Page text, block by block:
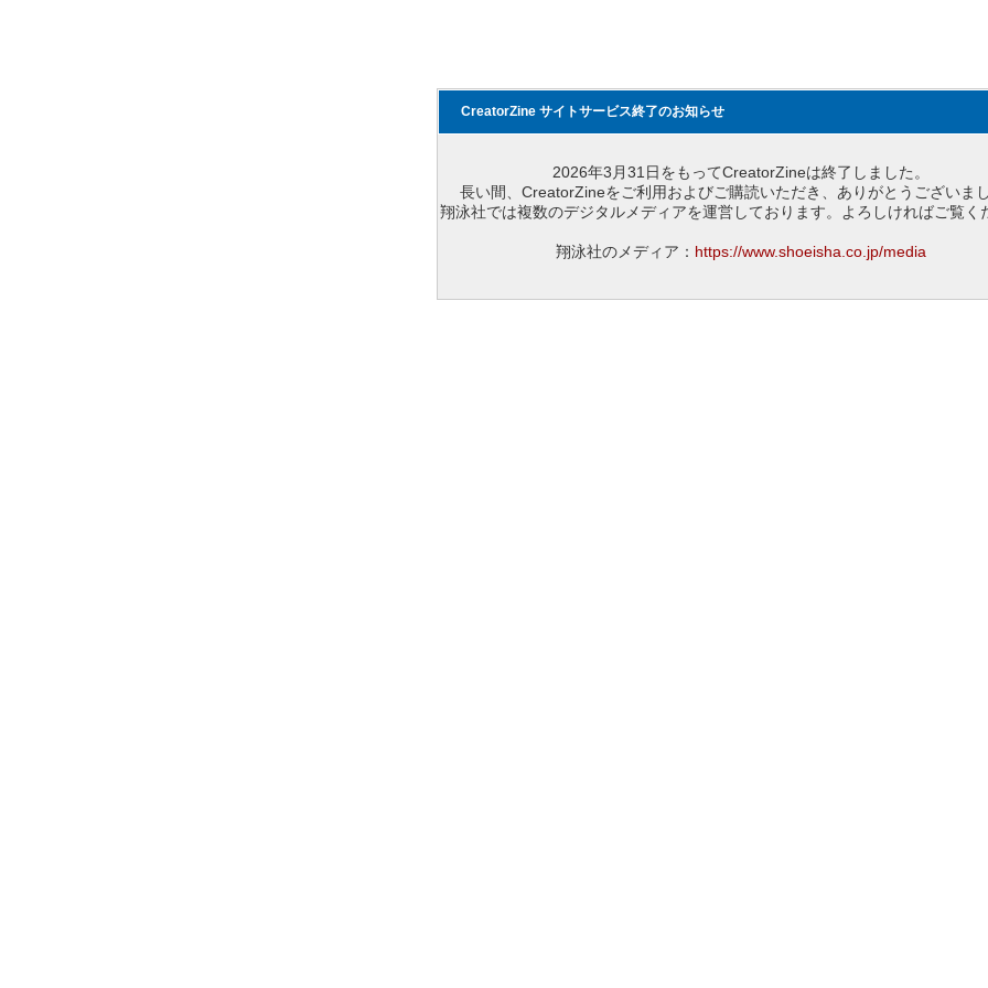
CreatorZine サイトサービス終了のお知らせ
2026年3月31日をもってCreatorZineは終了しました。
長い間、CreatorZineをご利用およびご購読いただき、ありがとうございまし
翔泳社では複数のデジタルメディアを運営しております。よろしければご覧く
翔泳社のメディア： https://www.shoeisha.co.jp/media